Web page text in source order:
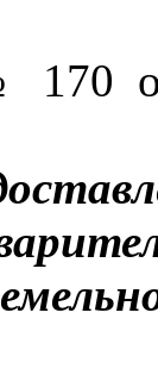
170